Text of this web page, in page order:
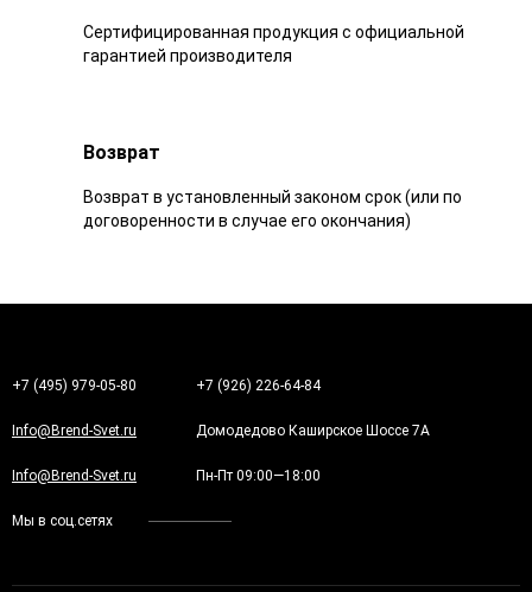
Сертифицированная продукция с официальной
гарантией производителя
Возврат
Возврат в установленный законом срок (или по
договоренности в случае его окончания)
+7 (495) 979-05-80 +7 (926) 226-64-84
Info@Brend-Svet.ru Домодедово Каширское Шоссе 7А
Info@Brend-Svet.ru Пн-Пт 09:00—18:00
Мы в соц.сетях